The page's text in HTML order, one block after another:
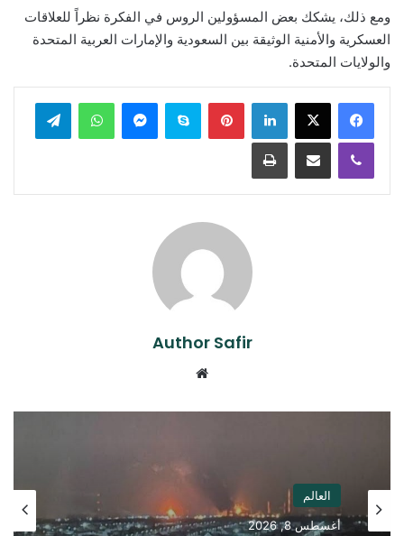
ومع ذلك، يشكك بعض المسؤولين الروس في الفكرة نظراً للعلاقات
العسكرية والأمنية الوثيقة بين السعودية والإمارات العربية المتحدة
والولايات المتحدة.
لينكدإن بينتيريستسكايب ماسنجر واتساب تيلقرام
ڤايبر مشاركة عبر البريد طباعة
Author Safir
العالم
أغسطس 8, 2026